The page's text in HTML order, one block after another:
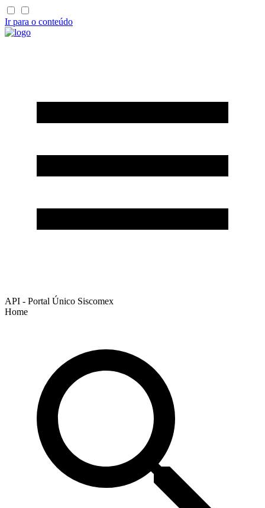
Ir para o conteúdo
API - Portal Único Siscomex
Home